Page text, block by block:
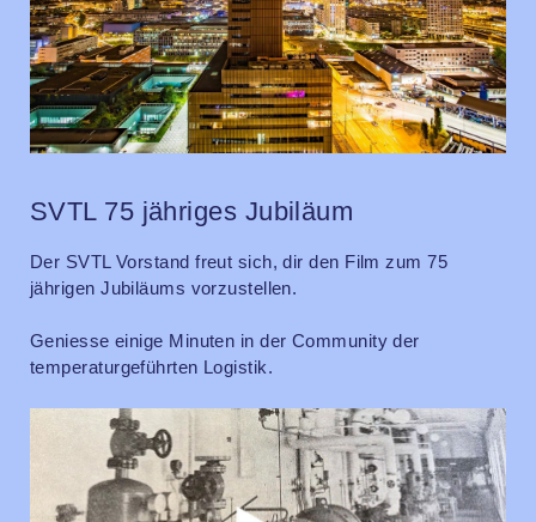
SVTL 75 jähriges Jubiläum
Der SVTL Vorstand freut sich, dir den Film zum 75
jährigen Jubiläums vorzustellen.
Geniesse einige Minuten in der Community der
temperaturgeführten Logistik.